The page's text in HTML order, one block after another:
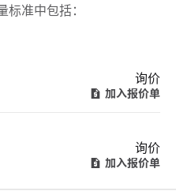
标准中包括：
询价
加入报价单
询价
加入报价单